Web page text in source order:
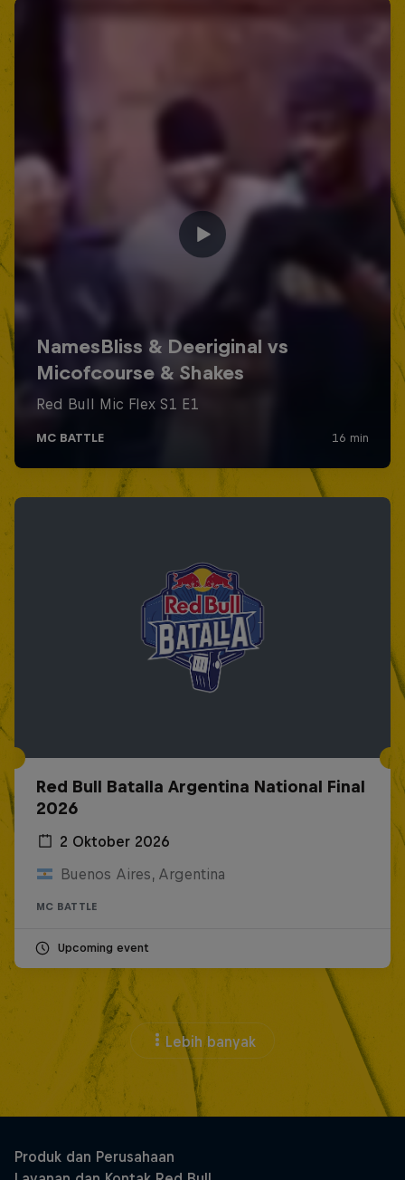
Red Bull Batalla Argentina National Final
2026
2 Oktober 2026
Buenos Aires, Argentina
MC BATTLE
Upcoming event
Lebih banyak